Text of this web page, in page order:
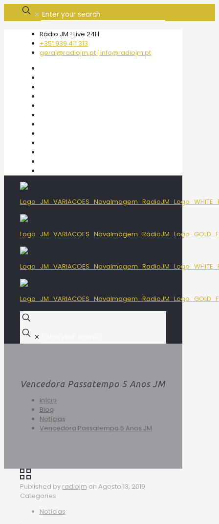
✕
Rádio JM ! Live 24H
+351 939 411 313
geral@radiojm.pt | info@radiojm.pt
✕
Vencedora Passatempo 5 Anos JM
Início
Blog
Notícias
Vencedora Passatempo 5 Anos JM
Published by radiojm on Agosto 13, 2019
Categories
Notícias